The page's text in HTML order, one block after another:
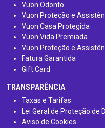
Vuon Odonto
Vuon Proteção e
Vuon Casa Protegida
Vuon Vida Premiada
Vuon Proteção e
Fatura Garantida
Gift Card
TRANSPARÊNCIA
Taxas e Tarifas
Lei Geral de Proteção de
Aviso de Cookies